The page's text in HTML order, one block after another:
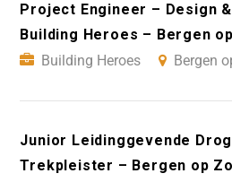
Project Engineer – Design
Building Heroes – Bergen
Building Heroes
Bergen
Junior Leidinggevende
Trekpleister – Bergen op